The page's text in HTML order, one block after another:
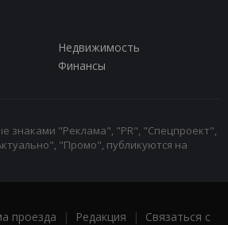
Недвижимость
Финансы
знаками "Реклама", "PR", "Спецпроект",
"Промо", публикуются на
проезда | Редакция | Связаться с